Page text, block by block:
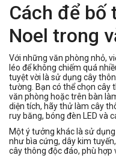
Cách để bố
Noel trong
Với những văn phòng nhỏ,
léo để không chiếm quá
tuyệt vời là sử dụng cây
tường. Bạn có thể chọn cây
văn phòng hoặc trên bàn
diện tích, hãy thử làm cây
ruy băng, bóng đèn LED và
Một ý tưởng khác là sử
như bìa cứng, dây kim
cây thông độc đáo, phù hợp